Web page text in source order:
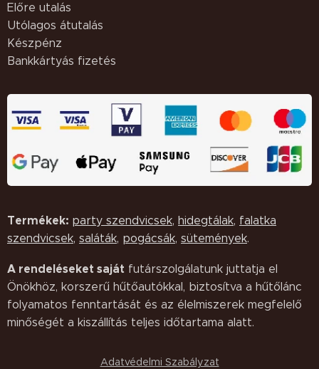
Előre utalás
Utólagos átutalás
Készpénz
Bankkártyás fizetés
Termékek: party szendvicsek, hidegtálak, falatka
szendvicsek, saláták, pogácsák, sütemények.
A rendeléseket saját futárszolgálatunk juttatja el
Önökhöz, korszerű hűtőautókkal, biztosítva a hűtőlánc
folyamatos fenntartását és az élelmiszerek megfelelő
minőségét a kiszállítás teljes időtartama alatt.
Adatvédelmi Szabályzat